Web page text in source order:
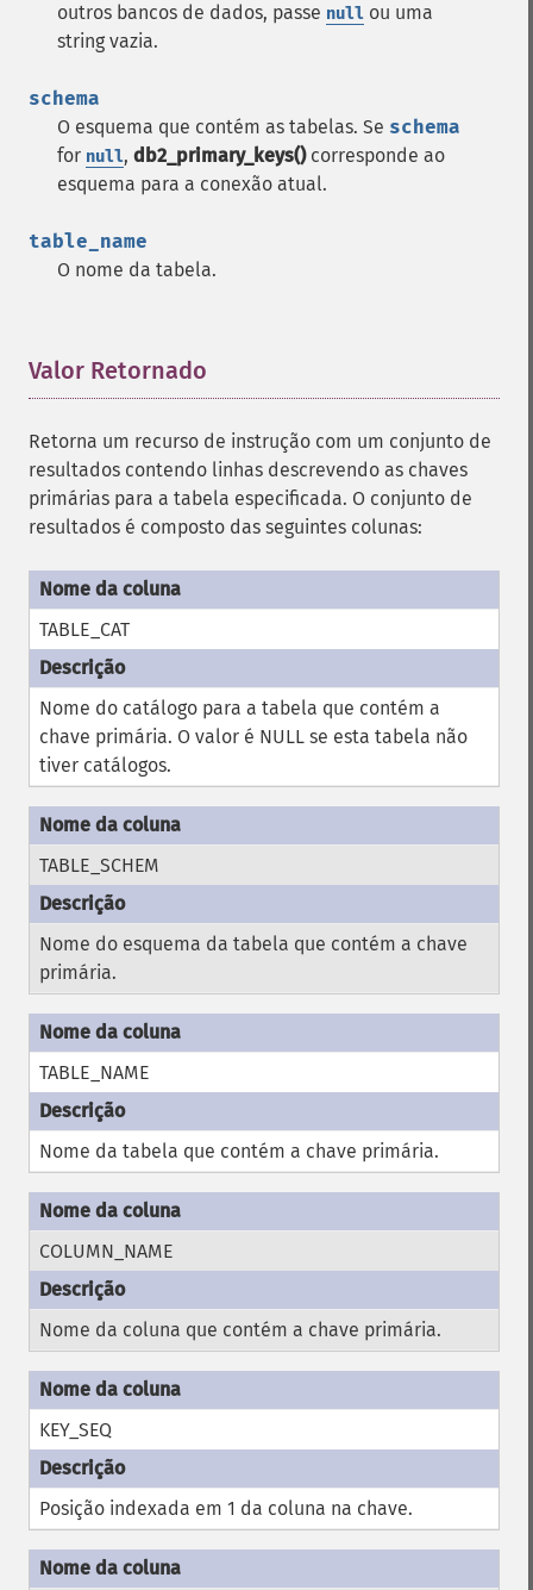
outros bancos de dados, passe null ou uma
string vazia.
schema
O esquema que contém as tabelas. Se schema
for null, db2_primary_keys()corresponde ao
esquema para a conexão atual.
table_name
O nome da tabela.
Valor Retornado
Retorna um recurso de instrução com um conjunto de
resultados contendo linhas descrevendo as chaves
primárias para a tabela especificada. O conjunto de
resultados é composto das seguintes colunas:
TABLE_CAT
Nome do catálogo para a tabela que contém a
chave primária. O valor é NULL se esta tabela não
tiver catálogos.
TABLE_SCHEM
Nome do esquema da tabela que contém a chave
primária.
TABLE_NAME
Nome da tabela que contém a chave primária.
COLUMN_NAME
Nome da coluna que contém a chave primária.
KEY_SEQ
Posição indexada em 1 da coluna na chave.